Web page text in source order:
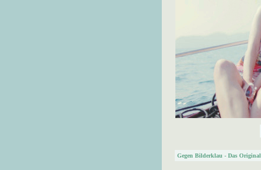
Gegen Bilderklau - Das Original